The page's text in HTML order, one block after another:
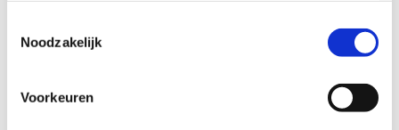
Noodzakelijk
VoorkeurenBekijk product
Toevoegen aan
Bekijk product